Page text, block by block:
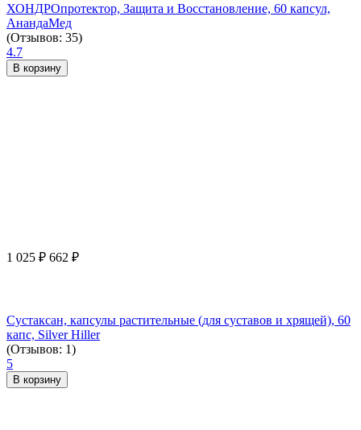
ХОНДРОпротектор, Защита и Восстановление, 60 капсул,
АнандаМед
(Отзывов: 35)
4.7
В корзину
1 025 ₽ 662 ₽
Сустаксан, капсулы растительные (для суставов и хрящей), 60
капс, Silver Hiller
(Отзывов: 1)
5
В корзину